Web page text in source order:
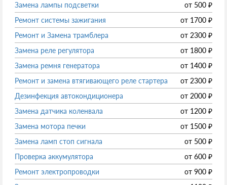
Замена лампы подсветки
от 500 ₽
Ремонт системы зажигания
от 1700 ₽
Ремонт и Замена трамблера
от 2300 ₽
Замена реле регулятора
от 1800 ₽
Замена ремня генератора
от 1400 ₽
Ремонт и замена втягивающего реле стартера
от 2300 ₽
Дезинфекция автокондиционера
от 2000 ₽
Замена датчика коленвала
от 1200 ₽
Замена мотора печки
от 1500 ₽
Замена ламп стоп сигнала
от 500 ₽
Проверка аккумулятора
от 600 ₽
Ремонт электропроводки
от 900 ₽